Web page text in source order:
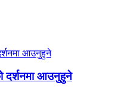
दर्शनमा आउनुहुने